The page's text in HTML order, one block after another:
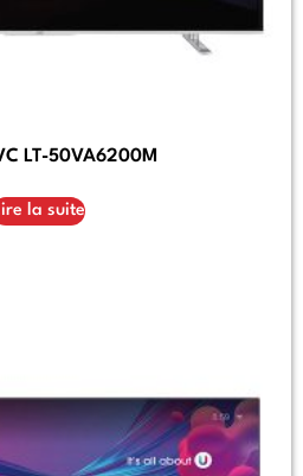
LT-50VA6200M
la suite